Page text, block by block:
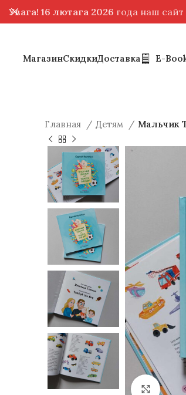
МагазинСкидкиДоставка E-
Главная Детям Мальчик
Увага! 16 лютага 2026 года наш